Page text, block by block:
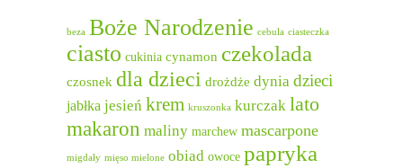
beza Boże Narodzenie cebula ciasteczka
ciasto cukinia cynamon czekolada
czosnek dla dzieci drożdże dynia dzieci
jabłka jesień krem kruszonka kurczak lato
makaron maliny marchew mascarpone
migdały mięso mielone obiad owoce papryka